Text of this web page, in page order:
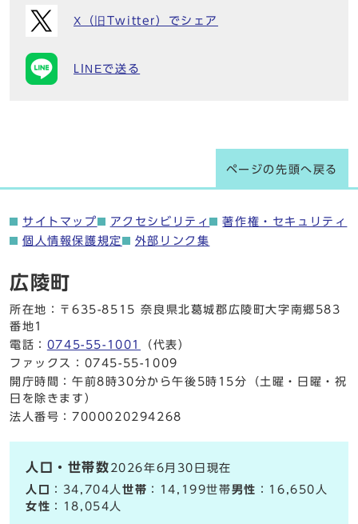
X（旧Twitter）でシェア
LINEで送る
ページの先頭へ戻る
サイトマップ アクセシビリティ
著作権・セキュリティ
個人情報保護規定
外部リンク集
広陵町
所在地：〒635-8515 奈良県北葛城郡広陵町大字南郷583
番地1
電話： 0745-55-1001
（代表）
ファックス：0745-55-1009
開庁時間：午前8時30分から午後5時15分（土曜・日曜・祝
日を除きます）
法人番号：7000020294268
人口・世帯数 2026年6月30日現在
人口
：34,704人世帯 ：14,199世帯男性 ：16,650人
女性 ：18,054人